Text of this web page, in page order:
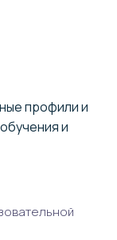
профили и
и